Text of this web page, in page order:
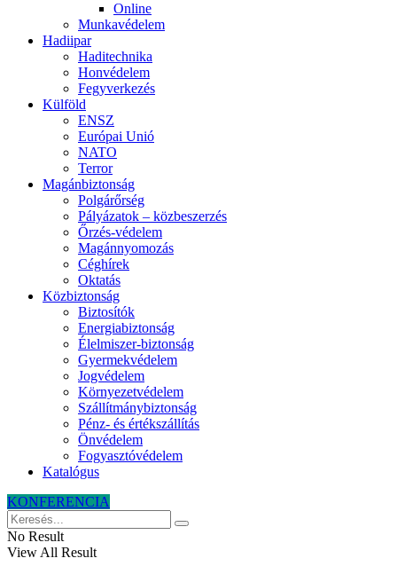
Online
Munkavédelem
Hadiipar
Haditechnika
Honvédelem
Fegyverkezés
Külföld
ENSZ
Európai Unió
NATO
Terror
Magánbiztonság
Polgárőrség
Pályázatok – közbeszerzés
Őrzés-védelem
Magánnyomozás
Céghírek
Oktatás
Közbiztonság
Biztosítók
Energiabiztonság
Élelmiszer-biztonság
Gyermekvédelem
Jogvédelem
Környezetvédelem
Szállítmánybiztonság
Pénz- és értékszállítás
Önvédelem
Fogyasztóvédelem
Katalógus
KONFERENCIA
No Result
View All Result